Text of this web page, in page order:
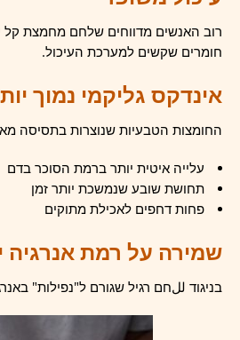
רוב האנשים מדווחים שלחם מחמצת
חומרים שקשים למערכת העיכול.
אינדקס גליקמי נמוך
החומצות הטבעיות שנוצרות בתסיסה
עלייה איטית יותר ברמת הסוכר בדם
תחושת שובע שנמשכת יותר זמן
פחות דחפים לאכילת מתוקים
שמירה על רמת אנרגיה
בניגוד للחם רגיל שגורם ל"נפילות"